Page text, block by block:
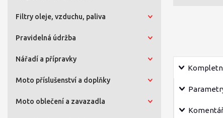
Filtry oleje, vzduchu, paliva
Pravidelná údržba
Nářadí a přípravky
Moto příslušenství a doplňky
Moto oblečení a zavazadla